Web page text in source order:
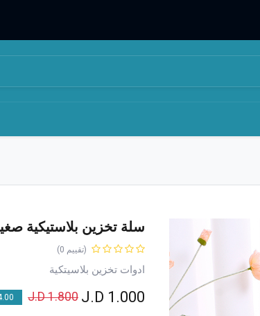
سلة تخزين بلاستيكية
(تقييم 0)
ادوات تخزين بلاسيتكية
1.000
1.800
J.D
% OFF